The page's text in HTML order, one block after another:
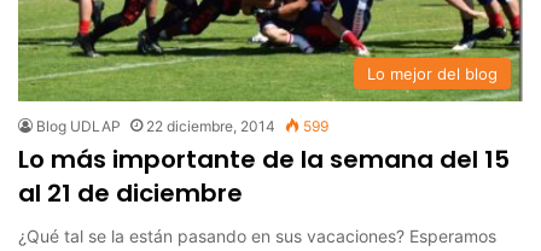
Lo mejor del blog
Blog UDLAP 22 diciembre, 2014 599
Lo más importante de la semana del 15
al 21 de diciembre
¿Qué tal se la están pasando en sus vacaciones? Esperamos